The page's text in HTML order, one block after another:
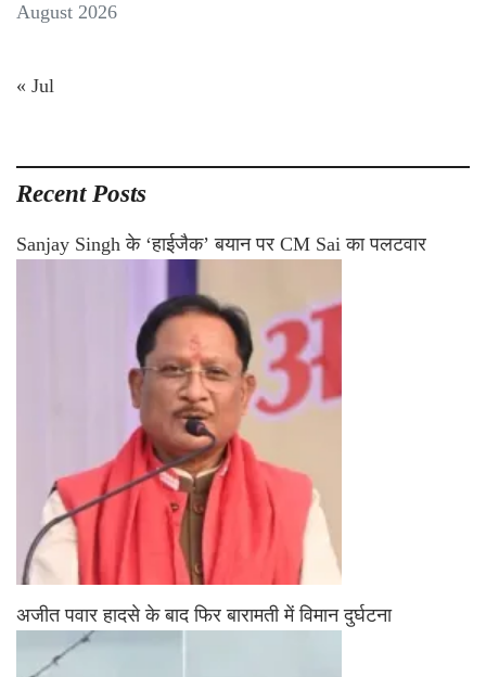
August 2026
« Jul
Recent Posts
Sanjay Singh के ‘हाईजैक’ बयान पर CM Sai का पलटवार
अजीत पवार हादसे के बाद फिर बारामती में विमान दुर्घटना